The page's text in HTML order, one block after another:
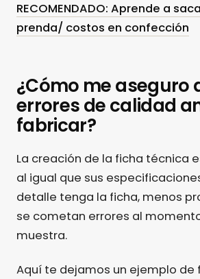
RECOMENDADO: Aprende a
prenda/ costos en confección
¿Cómo me aseguro
errores de calidad
fabricar?
La creación de la ficha técnica
al igual que sus
detalle tenga la ficha, menos
se cometan errores al
muestra.
Aquí te dejamos un ejemplo de